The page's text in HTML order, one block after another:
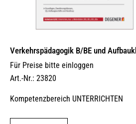
Verkehrspädagogik B/BE und
Für Preise bitte einloggen
Art.-Nr.: 23820
Kompetenzbereich UNTERRICHTEN